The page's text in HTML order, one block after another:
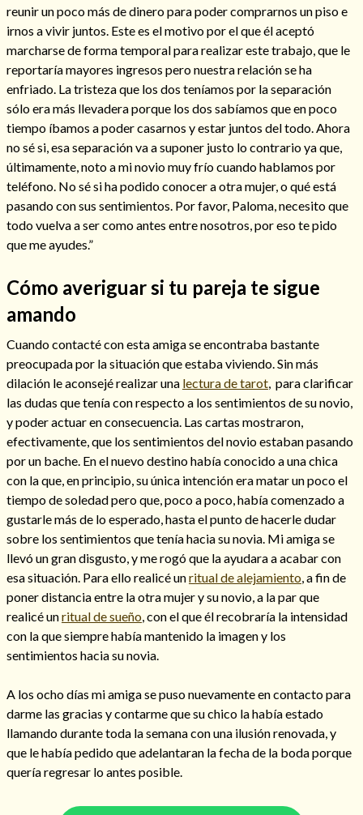
Cómo alejar a la amante de mi esposo
Endulzamiento
Consulta de tarot online
Hechizo de alejamiento
Tu consulta al tarot
Alejamiento(208)
reunir un poco más de dinero para poder comprarnos un piso e
irnos a vivir juntos. Este es el motivo por el que él aceptó
marcharse de forma temporal para realizar este trabajo, que le
reportaría mayores ingresos pero nuestra relación se ha
enfriado. La tristeza que los dos teníamos por la separación
sólo era más llevadera porque los dos sabíamos que en poco
tiempo íbamos a poder casarnos y estar juntos del todo. Ahora
no sé si, esa separación va a suponer justo lo contrario ya que,
últimamente, noto a mi novio muy frío cuando hablamos por
teléfono. No sé si ha podido conocer a otra mujer, o qué está
pasando con sus sentimientos. Por favor, Paloma, necesito que
todo vuelva a ser como antes entre nosotros, por eso te pido
que me ayudes.”
Cómo averiguar si tu pareja te sigue
amando
Cuando contacté con esta amiga se encontraba bastante
preocupada por la situación que estaba viviendo. Sin más
dilación le aconsejé realizar una lectura de tarot, para clarificar
las dudas que tenía con respecto a los sentimientos de su novio,
y poder actuar en consecuencia. Las cartas mostraron,
efectivamente, que los sentimientos del novio estaban pasando
por un bache. En el nuevo destino había conocido a una chica
con la que, en principio, su única intención era matar un poco el
tiempo de soledad pero que, poco a poco, había comenzado a
gustarle más de lo esperado, hasta el punto de hacerle dudar
sobre los sentimientos que tenía hacia su novia. Mi amiga se
llevó un gran disgusto, y me rogó que la ayudara a acabar con
esa situación. Para ello realicé unritual de alejamiento, a fin de
poner distancia entre la otra mujer y su novio, a la par que
realicé unritual de sueño, con el que él recobraría la intensidad
con la que siempre había mantenido la imagen y los
sentimientos hacia su novia.
A los ocho días mi amiga se puso nuevamente en contacto para
darme las gracias y contarme que su chico la había estado
llamando durante toda la semana con una ilusión renovada, y
que le había pedido que adelantaran la fecha de la boda porque
quería regresar lo antes posible.